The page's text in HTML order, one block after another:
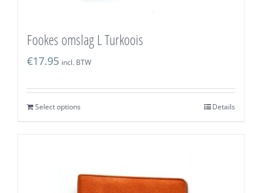
Fookes omslag L Turkoois
€17.95 incl. BTW
Select options Details